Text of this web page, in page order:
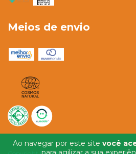
Ao navegar por este site você
Meios de envio